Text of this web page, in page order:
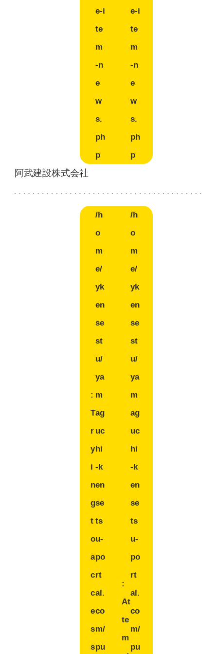
e-i
te
m
-n
e
w
s.
ph
p
e-i
te
m
-n
e
w
s.
ph
p
阿武建設株式会社
:
T
r
y
i
n
g
t
o
a
c
c
e
s
s
/h
o
m
e/
yk
en
se
st
u/
ya
m
ag
uc
hi
-k
en
se
ts
u-
po
rt
al.
co
m/
pu
:
At
te
m
/h
o
m
e/
yk
en
se
st
u/
ya
m
ag
uc
hi
-k
en
se
ts
u-
po
rt
al.
co
m/
pu